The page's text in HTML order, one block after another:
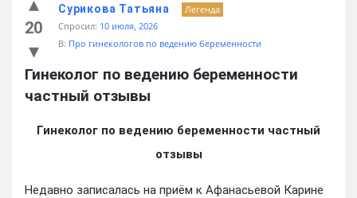
20
Сурикова Татьяна
Легенда
Спросил: 10 июля, 2026
В: Про гинекологов по ведению беременности
Гинеколог по ведению беременности
частный отзывы
Гинеколог по ведению беременности частный
отзывы
Недавно записалась на приём к Афанасьевой Карине